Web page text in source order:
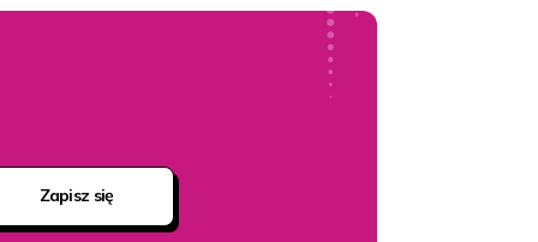
Zapisz się